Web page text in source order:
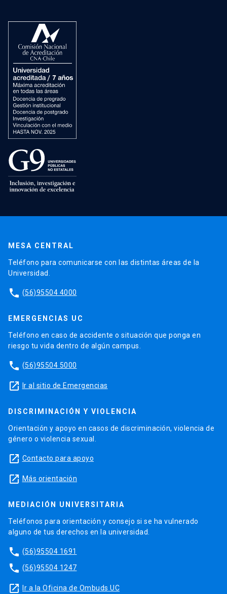
MESA CENTRAL
Teléfono para comunicarse con las distintas áreas de la
Universidad.
phone (56)95504 4000
EMERGENCIAS UC
Teléfono en caso de accidente o situación que ponga en
riesgo tu vida dentro de algún campus.
phone (56)95504 5000
launch Ir al sitio de Emergencias
DISCRIMINACIÓN Y VIOLENCIA
Orientación y apoyo en casos de discriminación, violencia de
género o violencia sexual.
launch Contacto para apoyo
launch Más orientación
MEDIACIÓN UNIVERSITARIA
Teléfonos para orientación y consejo si se ha vulnerado
alguno de tus derechos en la universidad.
phone (56)95504 1691
phone (56)95504 1247
launch Ir a la Oficina de Ombuds UC